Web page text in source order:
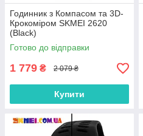
Годинник з Компасом та 3D-
Крокоміром SKMEI 2620
(Black)
Готово до відправки
1 779 ₴ 2 079 ₴
Купити